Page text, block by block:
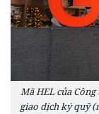
Mã HEL của
giao dịch ký quỹ